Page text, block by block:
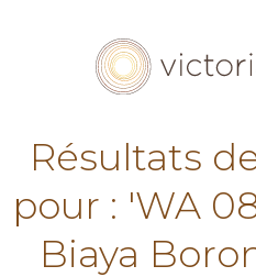
Résultats
pour : 'WA
Biaya